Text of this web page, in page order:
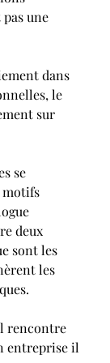
une
dans
le
sur
se
deux
sont les
les
rencontre
entreprise il